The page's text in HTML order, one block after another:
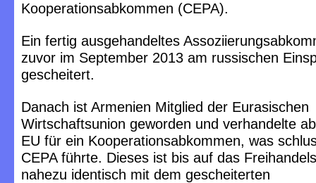
Kooperationsabkommen (CEPA).
Ein fertig ausgehandeltes
zuvor im September 2013 am russischen
gescheitert.
Danach ist Armenien Mitglied der Eurasischen
Wirtschaftsunion geworden und verhandelte
EU für ein Kooperationsabkommen, was
CEPA führte. Dieses ist bis auf das
nahezu identisch mit dem gescheiterten